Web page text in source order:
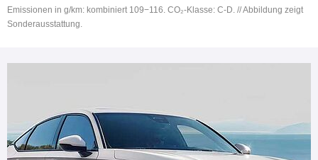
Emissionen in g/km: kombiniert 109−116. CO₂-Klasse: C-D. // Abbildung zeigt
Sonderausstattung.